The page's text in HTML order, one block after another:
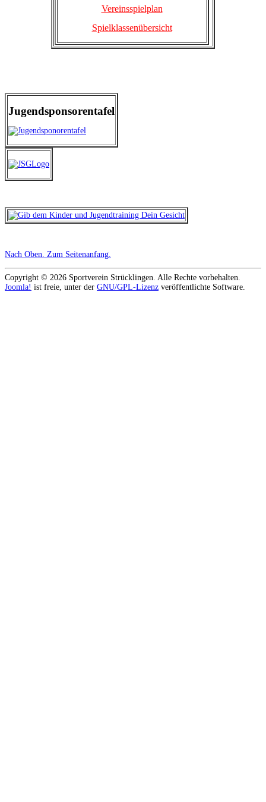
Vereinsspielplan
Spielklassenübersicht
Jugendsponsorentafel
Nach Oben . Zum Seitenanfang.
Copyright © 2026 Sportverein Strücklingen. Alle Rechte vorbehalten.
Joomla! ist freie, unter der GNU/GPL-Lizenz veröffentlichte Software.